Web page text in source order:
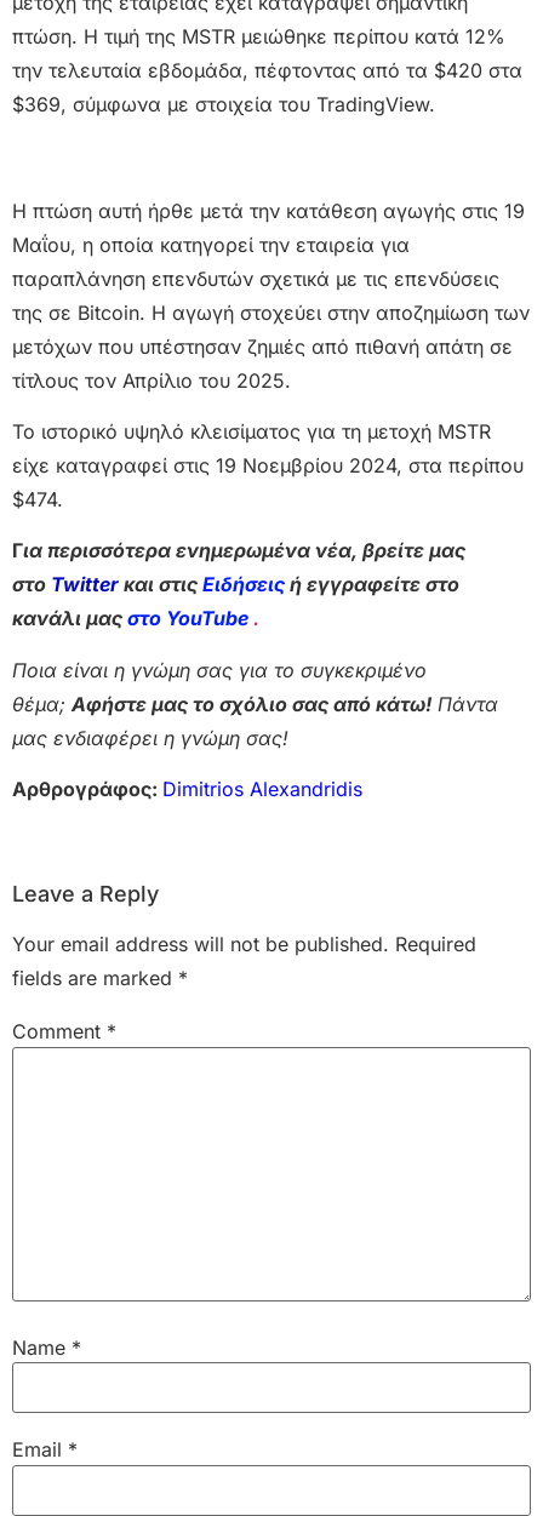
πτώση. Η τιμή της MSTR μειώθηκε περίπου κατά 12%
την τελευταία εβδομάδα, πέφτοντας από τα $420 στα
$369, σύμφωνα με στοιχεία του TradingView.
Η πτώση αυτή ήρθε μετά την κατάθεση αγωγής στις 19
Μαΐου, η οποία κατηγορεί την εταιρεία για
παραπλάνηση επενδυτών σχετικά με τις επενδύσεις
της σε Bitcoin. Η αγωγή στοχεύει στην αποζημίωση των
μετόχων που υπέστησαν ζημιές από πιθανή απάτη σε
τίτλους τον Απρίλιο του 2025.
Το ιστορικό υψηλό κλεισίματος για τη μετοχή MSTR
είχε καταγραφεί στις 19 Νοεμβρίου 2024, στα περίπου
$474.
Για περισσότερα ενημερωμένα νέα, βρείτε μας
στο Twitter και στις Ειδήσεις ή εγγραφείτε στο
κανάλι μας στο YouTube .
Ποια είναι η γνώμη σας για το συγκεκριμένο
θέμα; Αφήστε μας το σχόλιο σας από κάτω! Πάντα
μας ενδιαφέρει η γνώμη σας!
Αρθρογράφος: Dimitrios Alexandridis
Leave a Reply
Your email address will not be published. Required
fields are marked *
Comment *
Name *
Email *